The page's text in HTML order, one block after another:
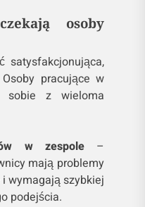
osoby
satysfakcjonująca,
pracujące w
sobie z wieloma
w zespole–
mają problemy
wymagają szybkiej
podejścia.